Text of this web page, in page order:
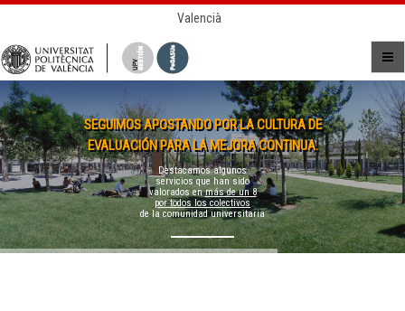
Valencià
SEGUIMOS APOSTANDO POR LA CULTURA DE
EVALUACIÓN PARA LA MEJORA CONTINUA.
Destacamos algunos
servicios que han sido
valorados enmás de un 8
por todos los colectivos
de la comunidad universitaria